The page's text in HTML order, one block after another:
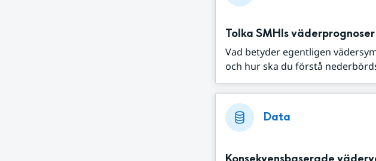
Tolka SMHIs väderprognoser
Vad betyder egentligen
och hur ska du förstå
Data